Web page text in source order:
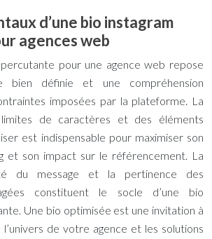
d’une bio instagram
agences web
pour une agence web repose
bien définie et une compréhension
imposées par la plateforme. La
limites de caractères et des éléments
est indispensable pour maximiser son
et son impact sur le référencement. La
du message et la pertinence des
constituent le socle d’une bio
Une bio optimisée est une invitation à
de votre agence et les solutions